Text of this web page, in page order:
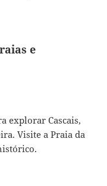
e
explorar Cascais,
Visite a Praia da